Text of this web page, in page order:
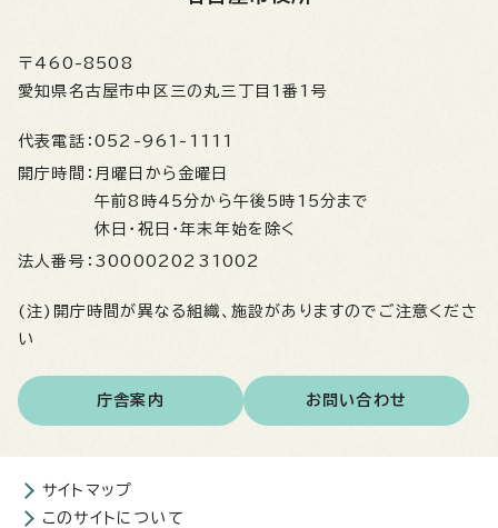
〒460-8508
愛知県名古屋市中区三の丸三丁目1番1号
代表電話： 052-961-1111
開庁時間： 月曜日から金曜日
午前8時45分から午後5時15分まで
休日・祝日・年末年始を除く
法人番号： 3000020231002
(注)開庁時間が異なる組織、施設がありますのでご注意くださ
い
庁舎案内 お問い合わせ
サイトマップ
このサイトについて